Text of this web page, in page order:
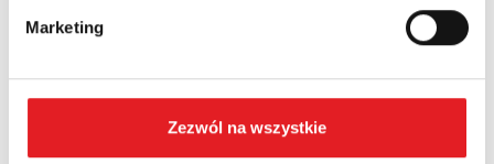
Marketing
Zezwól na wszystkie
Treść: *